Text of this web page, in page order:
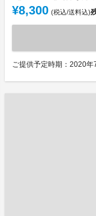
¥8,300 (税込/送料込)
ご提供予定時期：2020年